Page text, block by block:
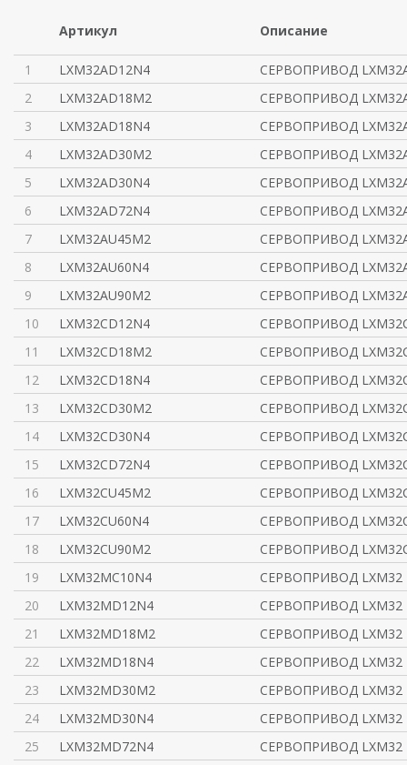
Артикул Описание
1 LXM32AD12N4
СЕРВОПРИВОД LXM32A
2
LXM32AD18M2
СЕРВОПРИВОД LXM32A
3
LXM32AD18N4
СЕРВОПРИВОД LXM32A
4
LXM32AD30M2
СЕРВОПРИВОД LXM32A
5
LXM32AD30N4
СЕРВОПРИВОД LXM32A
6
LXM32AD72N4
СЕРВОПРИВОД LXM32A
7
LXM32AU45M2
СЕРВОПРИВОД LXM32A
8
LXM32AU60N4
СЕРВОПРИВОД LXM32A
9
LXM32AU90M2
СЕРВОПРИВОД LXM32A
10
LXM32CD12N4
СЕРВОПРИВОД
11
LXM32CD18M2
СЕРВОПРИВОД
12
LXM32CD18N4
СЕРВОПРИВОД
13
LXM32CD30M2
СЕРВОПРИВОД
14
LXM32CD30N4
СЕРВОПРИВОД
15
LXM32CD72N4
СЕРВОПРИВОД
16
LXM32CU45M2
СЕРВОПРИВОД
17
LXM32CU60N4
СЕРВОПРИВОД
18
LXM32CU90M2
СЕРВОПРИВОД
19
LXM32MC10N4
СЕРВОПРИВОД
20
LXM32MD12N4
СЕРВОПРИВОД
21
LXM32MD18M2
СЕРВОПРИВОД
22
LXM32MD18N4
СЕРВОПРИВОД
23
LXM32MD30M2
СЕРВОПРИВОД
24
LXM32MD30N4
СЕРВОПРИВОД
25
LXM32MD72N4
СЕРВОПРИВОД